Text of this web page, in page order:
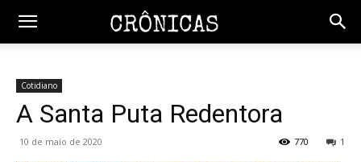
Cotidiano
A Santa Puta Redentora
10 de maio de 2020 1
770